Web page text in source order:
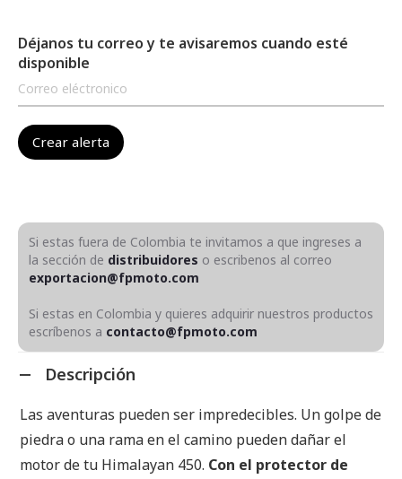
Déjanos tu correo y te avisaremos cuando esté
disponible
Si estas fuera de Colombia te invitamos a que ingreses a
la sección de distribuidores o escribenos al correo
exportacion@fpmoto.com
Si estas en Colombia y quieres adquirir nuestros productos
escríbenos a contacto@fpmoto.com
Descripción
Las aventuras pueden ser impredecibles. Un golpe de
piedra o una rama en el camino pueden dañar el
motor de tu Himalayan 450. Con el protector de